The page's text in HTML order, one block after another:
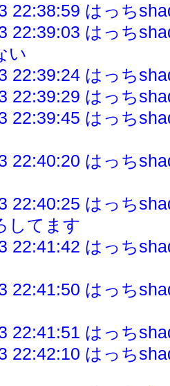
22:38:59 はっち
22:39:03 はっち
い
22:39:24 はっち
22:39:29 はっち
22:39:45 はっち
22:40:20 はっち
22:40:25 はっち
してます
22:41:42 はっち
22:41:50 はっち
22:41:51 はっち
22:42:10 はっち